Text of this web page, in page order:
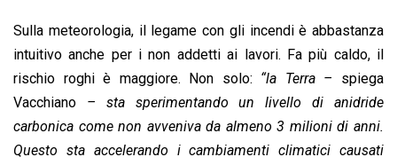
Sulla meteorologia, il legame con gli incendi è abbastanza
intuitivo anche per i non addetti ai lavori. Fa più caldo, il
rischio roghi è maggiore. Non solo: “la Terra – spiega
Vacchiano – sta sperimentando un livello di anidride
carbonica come non avveniva da almeno 3 milioni di anni.
Questo sta accelerando i cambiamenti climatici causati